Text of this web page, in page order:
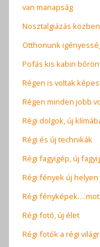
van manapság
Nosztalgiázás
Otthonunk
Pofás kis kabin
Régen is voltak
Régen minden jobb
Régi dolgok, új
Régi és új technikák
Régi fagyigép, új
Régi fények új helyen
Régi fényképek…
Régi fotó, új élet
Régi fotók a régi